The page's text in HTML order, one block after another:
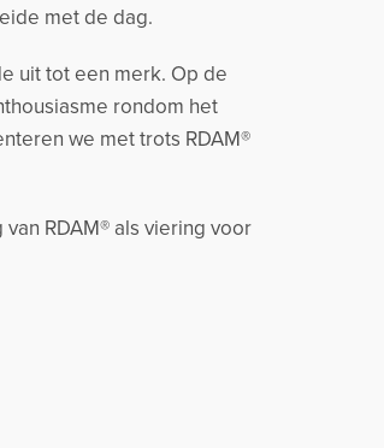
met de dag.
uit tot een merk. Op de
rondom het
we met trots RDAM®
RDAM® als viering voor